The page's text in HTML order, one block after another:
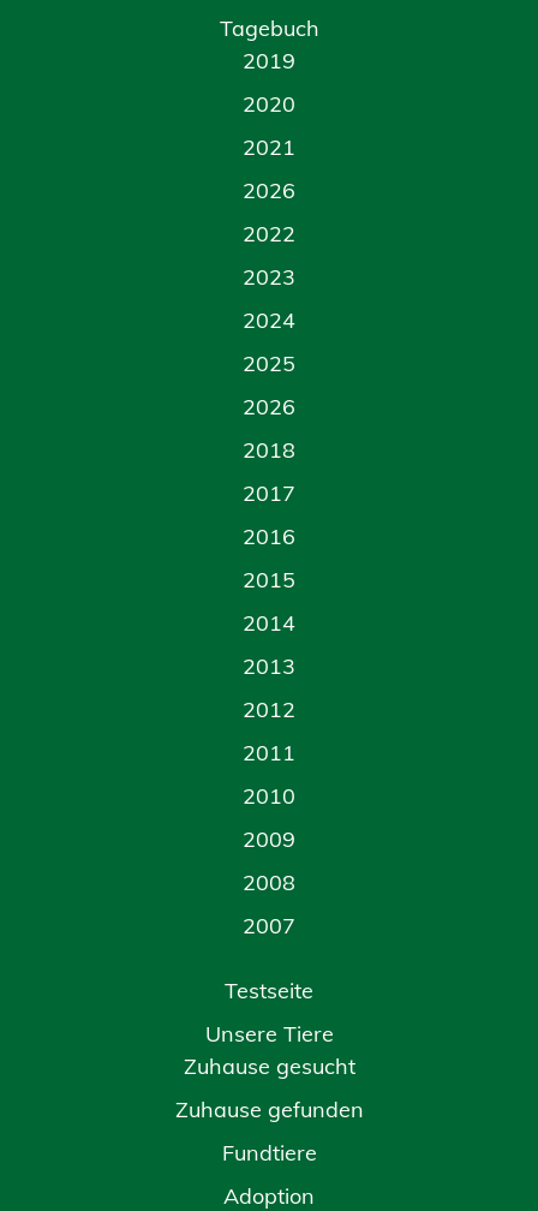
Tagebuch
2019
2020
2021
2026
2022
2023
2024
2025
2026
2018
2017
2016
2015
2014
2013
2012
2011
2010
2009
2008
2007
Testseite
Unsere Tiere
Zuhause gesucht
Zuhause gefunden
Fundtiere
Adoption